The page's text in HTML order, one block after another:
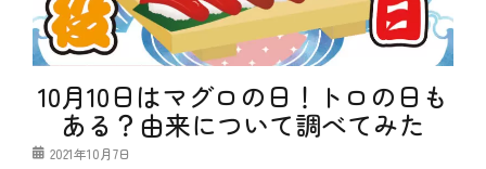
材
、
魚
介
理
た
10月10日はマグロの日！トロの日も
ある？由来について調べてみた
投 2021年10月7日